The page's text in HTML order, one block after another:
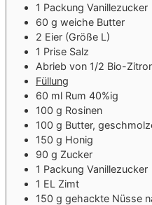
1 Packung Vanillezucker
60 g weiche Butter
2 Eier (Größe L)
1 Prise Salz
Abrieb von 1/2 Bio-
Füllung
60 ml Rum 40%ig
100 g Rosinen
100 g Butter,
150 g Honig
90 g Zucker
1 Packung Vanillezucker
1 EL Zimt
150 g gehackte Nüsse